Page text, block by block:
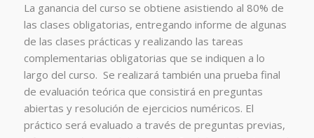
La ganancia del curso se obtiene asistiendo al 80% de
las clases obligatorias, entregando informe de algunas
de las clases prácticas y realizando las tareas
complementarias obligatorias que se indiquen a lo
largo del curso. Se realizará también una prueba final
de evaluación teórica que consistirá en preguntas
abiertas y resolución de ejercicios numéricos. El
práctico será evaluado a través de preguntas previas,